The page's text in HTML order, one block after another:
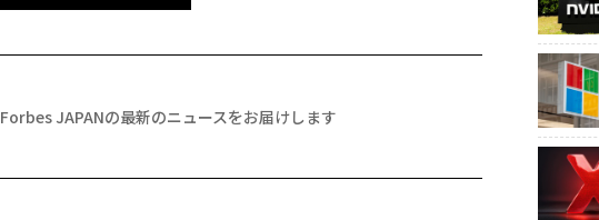
Forbes JAPANの最新のニュースをお届けします